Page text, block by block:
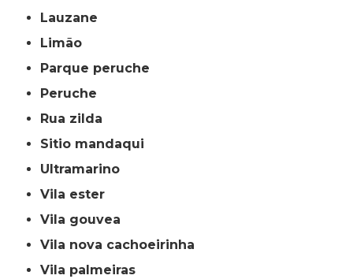
lauzane
limão
parque peruche
peruche
rua zilda
sitio mandaqui
ultramarino
vila ester
vila gouvea
vila nova cachoeirinha
vila palmeiras